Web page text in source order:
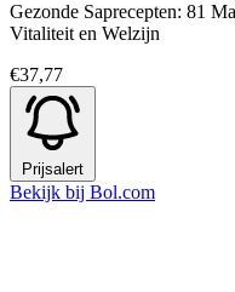
Gezonde Saprecepten: 81
Vitaliteit en Welzijn
€37,77
Prijsalert
Bekijk bij Bol.com